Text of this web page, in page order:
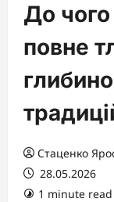
До чого
повне
Стаценко
28.05.2026
1 minute read